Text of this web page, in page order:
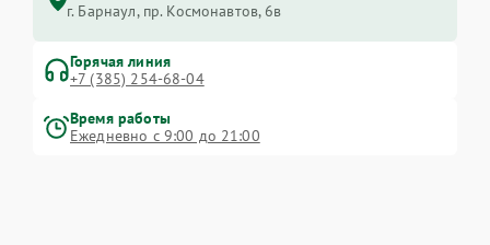
г. Барнаул, ​пр. Космонавтов, 6в
Горячая линия
+7 (385) 254-68-04
Время работы
Ежедневно с 9:00 до 21:00